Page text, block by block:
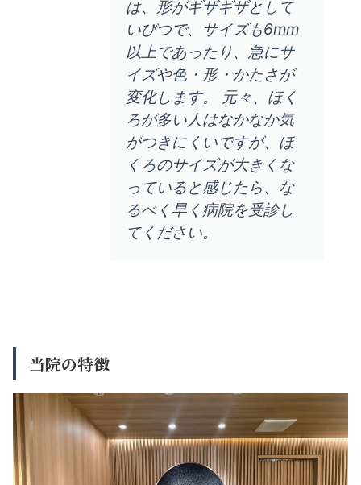
は、形がギザギザとして
いびつで、サイズも6mm
以上であったり、急にサ
イズや色・形・かたさが
変化します。 元々、ほく
ろが多い人はなかなか気
がつきにくいですが、ほ
くろのサイズが大きくな
っていると感じたら、な
るべく早く病院を受診し
てください。
当院の特徴